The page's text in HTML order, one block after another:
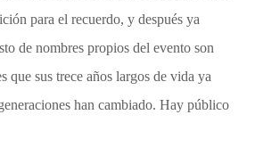
para el recuerdo, y después ya
de nombres propios del evento son
que sus trece años largos de vida ya
han cambiado. Hay público